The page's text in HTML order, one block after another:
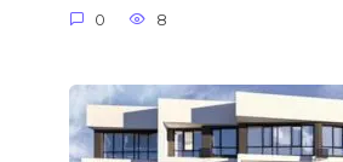
0 8